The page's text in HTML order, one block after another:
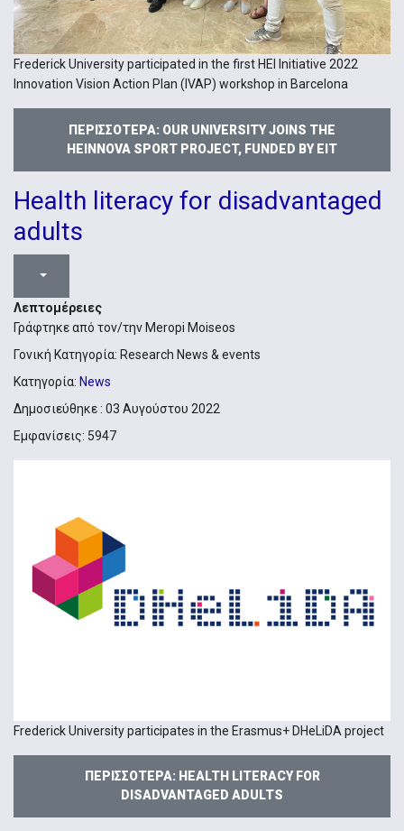
Frederick University participated in the first HEI Initiative 2022
Innovation Vision Action Plan (IVAP) workshop in Barcelona
ΠΕΡΙΣΣΌΤΕΡΑ: OUR UNIVERSITY JOINS THE
HEINNOVA SPORT PROJECT, FUNDED BY EIT
Health literacy for disadvantaged
adults
Λεπτομέρειες
Γράφτηκε από τον/την Meropi Moiseos
Γονική Κατηγορία: Research News & events
Κατηγορία: News
Δημοσιεύθηκε : 03 Αυγούστου 2022
Εμφανίσεις: 5947
Frederick University participates in the Erasmus+ DHeLiDA project
ΠΕΡΙΣΣΌΤΕΡΑ: HEALTH LITERACY FOR
DISADVANTAGED ADULTS